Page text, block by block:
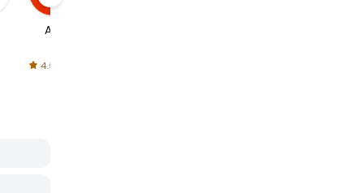
AliExpress
4.5